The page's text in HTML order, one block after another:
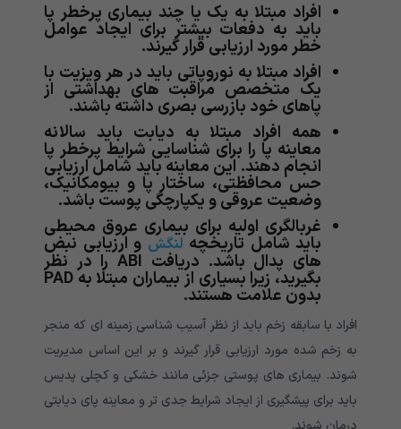
افراد مبتلا به یک یا چند بیماری پرخطر پا
باید به دفعات بیشتر برای ایجاد عوامل
خطر مورد ارزیابی قرار گیرند.
افراد مبتلا به نوروپاتی باید در هر ویزیت با
یک متخصص مراقبت های بهداشتی از
پاهای خود بازرسی بصری داشته باشند.
همه افراد مبتلا به دیابت باید سالانه
معاینه پا را برای شناسایی شرایط پرخطر پا
انجام دهند. این معاینه باید شامل ارزیابی
حس محافظتی، ساختار پا و بیومکانیک،
وضعیت عروقی و یکپارچگی پوست باشد.
غربالگری اولیه برای بیماری عروق محیطی
باید شامل تاریخچه لنگش و ارزیابی نبض
های پدال باشد. دریافت ABI را در نظر
بگیرید، زیرا بسیاری از بیماران مبتلا به PAD
بدون علامت هستند.
افراد با سابقه زخم باید از نظر آسیب شناسی زمینه ای که منجر
به زخم شده مورد ارزیابی قرار گیرند و بر این اساس مدیریت
شوند. بیماری های پوستی جزئی مانند خشکی و کچلی پدیس
باید برای پیشگیری از ایجاد شرایط جدی تر و معاینه پای دیابتی